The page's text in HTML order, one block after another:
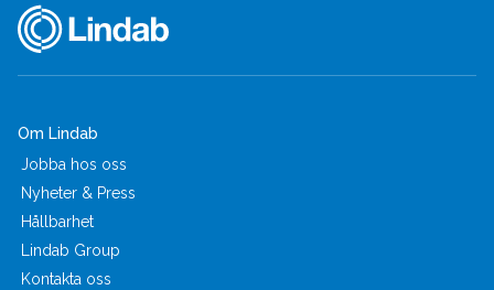
Om Lindab
Jobba hos oss
Nyheter & Press
Hållbarhet
Lindab Group
Kontakta oss